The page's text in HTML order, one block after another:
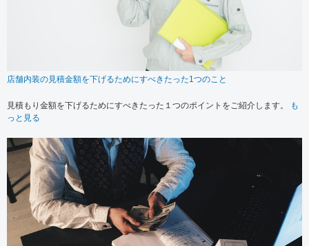
店舗内装の見積金額を下げるためにすべきたった1つのこと
見積もり金額を下げるためにすべきたった１つのポイントをご紹介します。
も
っと見る